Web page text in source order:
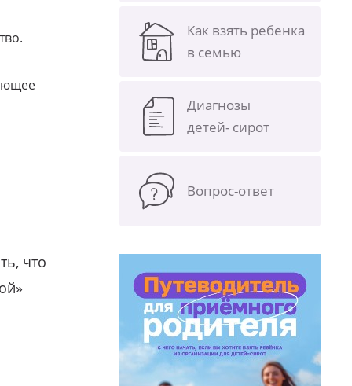
что
Как взять ребенка
в семью
Диагнозы
детей- сирот
Вопрос-ответ